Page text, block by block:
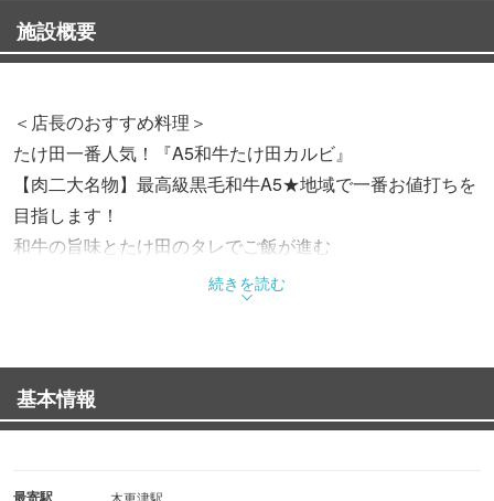
施設概要
＜店長のおすすめ料理＞
たけ田一番人気！『A5和牛たけ田カルビ』
【肉二大名物】最高級黒毛和牛A5★地域で一番お値打ちを
目指します！
和牛の旨味とたけ田のタレでご飯が進む
タンが好きな方多いはず！！特上の厚切りタンとねぎ包み
シルクタンを
贅沢に一皿で召し上がれる一品です。食べ応えのある、特
名前の通りなめらかな口当たりでまるでシルクのよう！！
続きを読む
基本情報
最寄駅 木更津駅